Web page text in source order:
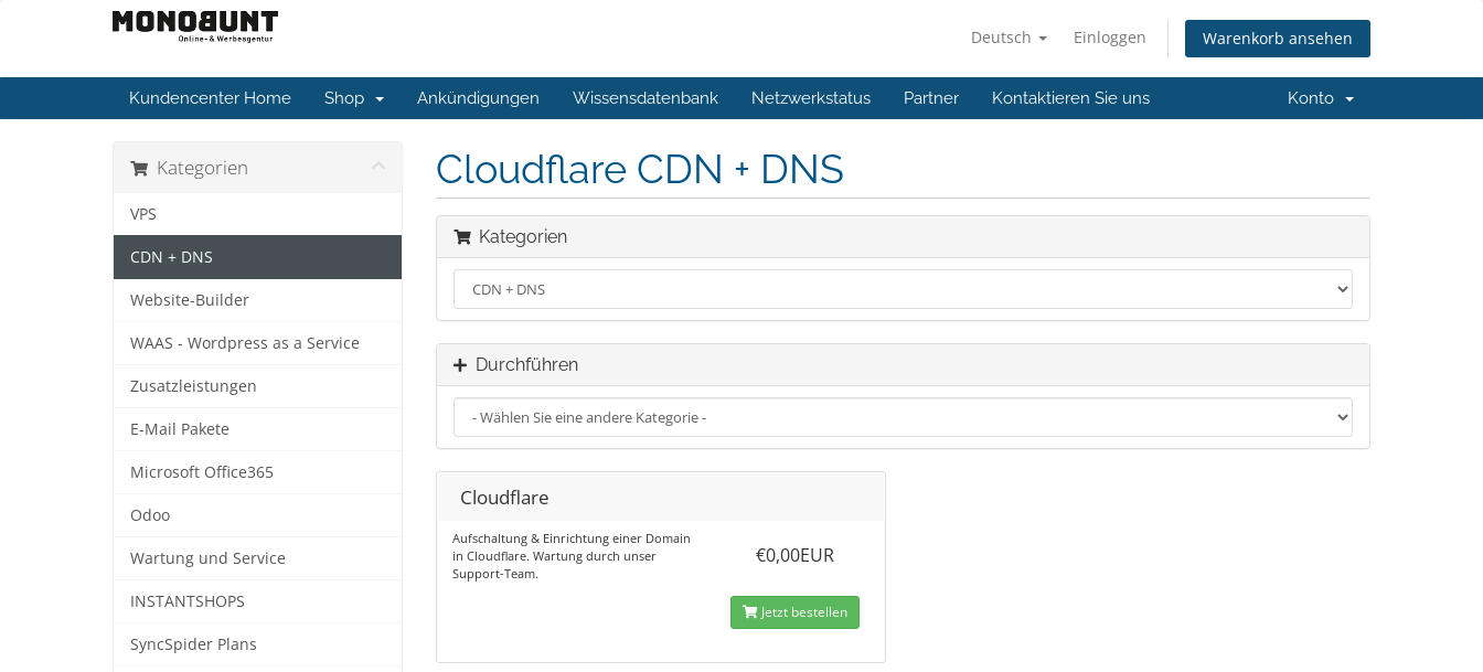
Deutsch Einloggen Warenkorb ansehen
Kundencenter Home Shop Ankündigungen Wissensdatenbank Netzwerkstatus Partner Kontaktieren Sie uns Konto
Cloudflare CDN + DNS
Kategorien
VPS
CDN + DNS
Website-Builder
WAAS - Wordpress as a Service
Zusatzleistungen
E-Mail Pakete
Microsoft Office365
Odoo
Wartung und Service
INSTANTSHOPS
SyncSpider Plans
Kategorien
Durchführen
Cloudflare
Aufschaltung & Einrichtung einer Domain
in Cloudflare. Wartung durch unser
Support-Team.
€0,00EUR
Jetzt bestellen